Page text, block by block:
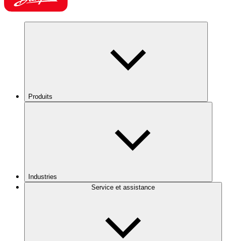
Produits
Industries
Service et assistance